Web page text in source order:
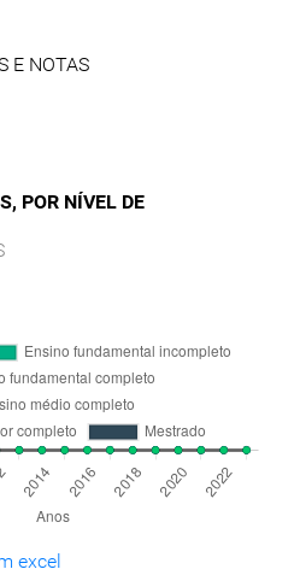
E NOTAS
POR NÍVEL DE
excel